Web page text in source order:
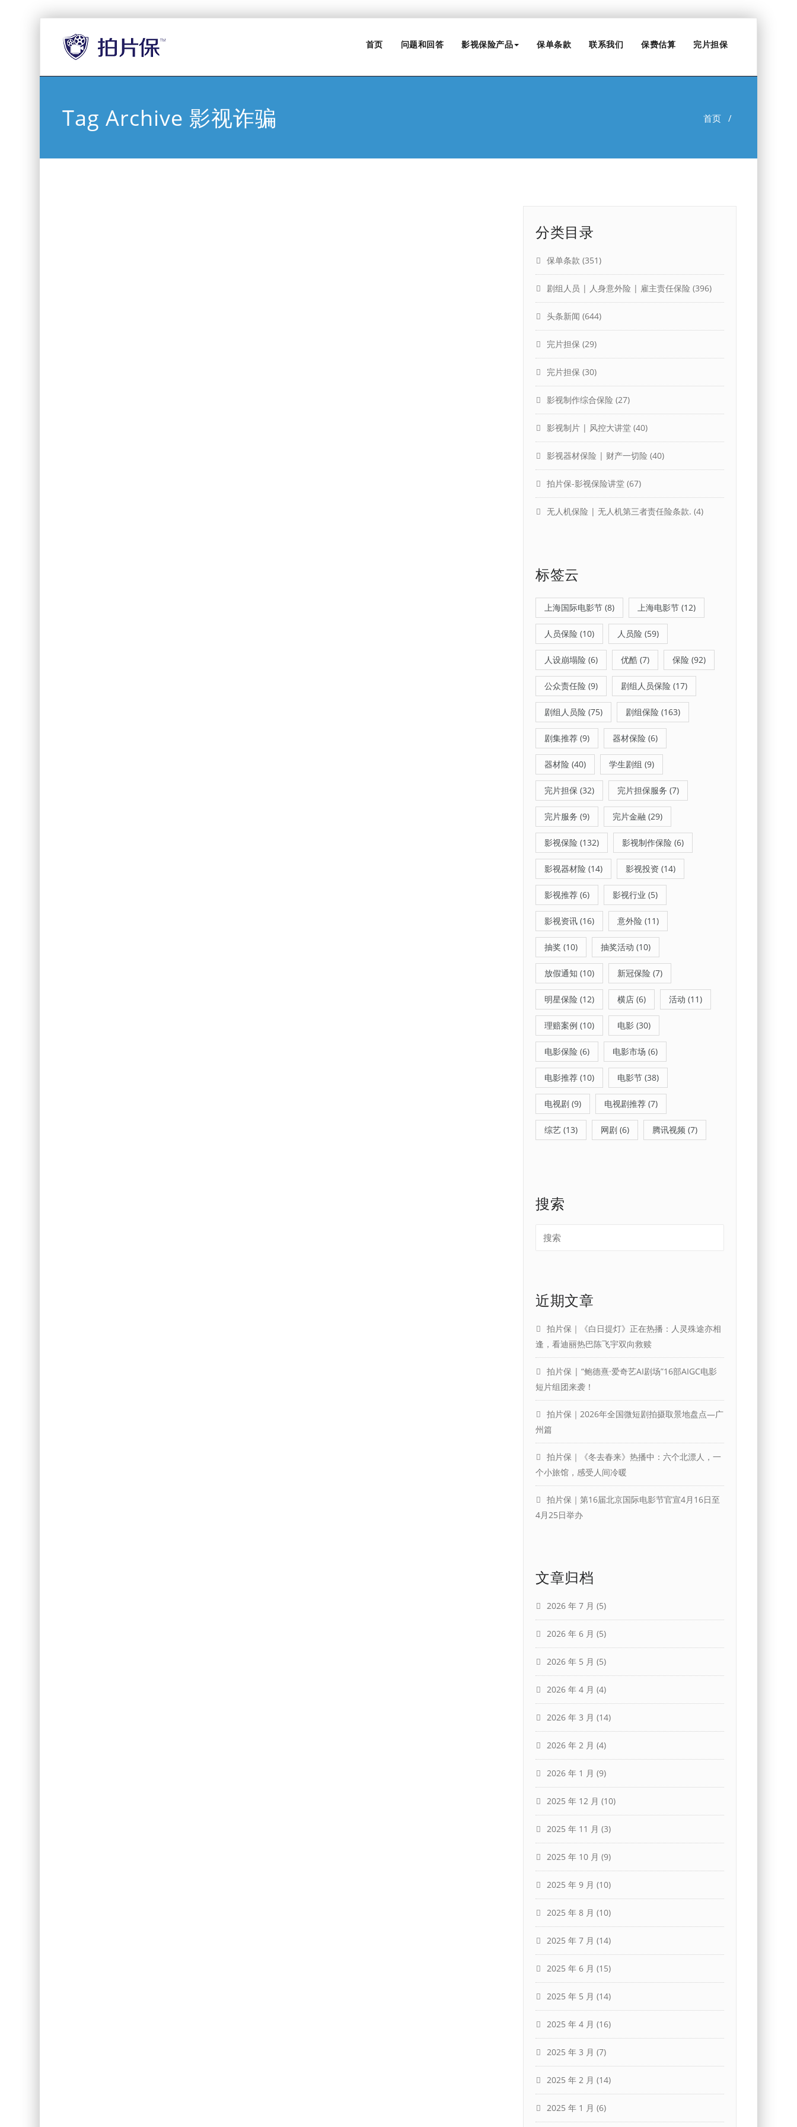
首页 问题和回答 影视保险产品 保单条款 联系我们 保费估算 完片担保
Tag Archive 影视诈骗 首页 /
分类目录
保单条款 (351)
剧组人员 | 人身意外险 | 雇主责任保险 (396)
头条新闻 (644)
完片担保 (29)
完片担保 (30)
影视制作综合保险 (27)
影视制片 | 风控大讲堂 (40)
影视器材保险 | 财产一切险 (40)
拍片保-影视保险讲堂 (67)
无人机保险 | 无人机第三者责任险条款. (4)
标签云
上海国际电影节 (8) 上海电影节 (12)
人员保险 (10) 人员险 (59)
人设崩塌险 (6) 优酷 (7) 保险 (92)
公众责任险 (9) 剧组人员保险 (17)
剧组人员险 (75) 剧组保险 (163)
剧集推荐 (9) 器材保险 (6)
器材险 (40) 学生剧组 (9)
完片担保 (32) 完片担保服务 (7)
完片服务 (9) 完片金融 (29)
影视保险 (132) 影视制作保险 (6)
影视器材险 (14) 影视投资 (14)
影视推荐 (6) 影视行业 (5)
影视资讯 (16) 意外险 (11)
抽奖 (10) 抽奖活动 (10)
放假通知 (10) 新冠保险 (7)
明星保险 (12) 横店 (6) 活动 (11)
理赔案例 (10) 电影 (30)
电影保险 (6) 电影市场 (6)
电影推荐 (10) 电影节 (38)
电视剧 (9) 电视剧推荐 (7)
综艺 (13) 网剧 (6) 腾讯视频 (7)
搜索
近期文章
拍片保｜《白日提灯》正在热播：人灵殊途亦相
逢，看迪丽热巴陈飞宇双向救赎
拍片保 | “鲍德熹·爱奇艺AI剧场”16部AIGC电影
短片组团来袭！
拍片保｜2026年全国微短剧拍摄取景地盘点—广
州篇
拍片保｜《冬去春来》热播中：六个北漂人，一
个小旅馆，感受人间冷暖
拍片保｜第16届北京国际电影节官宣4月16日至
4月25日举办
文章归档
2026 年 7 月 (5)
2026 年 6 月 (5)
2026 年 5 月 (5)
2026 年 4 月 (4)
2026 年 3 月 (14)
2026 年 2 月 (4)
2026 年 1 月 (9)
2025 年 12 月 (10)
2025 年 11 月 (3)
2025 年 10 月 (9)
2025 年 9 月 (10)
2025 年 8 月 (10)
2025 年 7 月 (14)
2025 年 6 月 (15)
2025 年 5 月 (14)
2025 年 4 月 (16)
2025 年 3 月 (7)
2025 年 2 月 (14)
2025 年 1 月 (6)